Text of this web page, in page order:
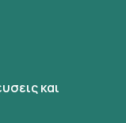
και